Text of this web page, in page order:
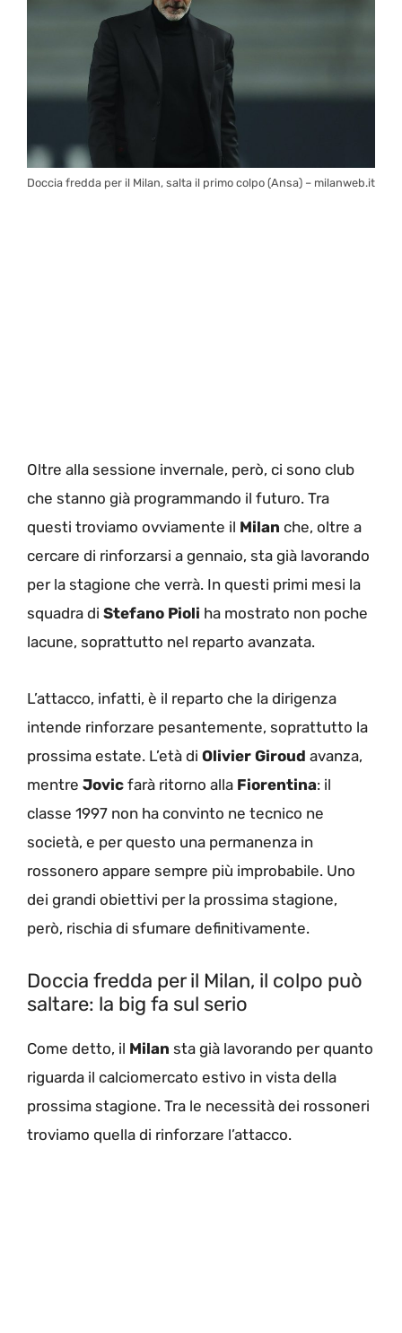
Doccia fredda per il Milan, salta il primo colpo (Ansa) – milanweb.it
Oltre alla sessione invernale, però, ci sono club
che stanno già programmando il futuro. Tra
questi troviamo ovviamente il Milan che, oltre a
cercare di rinforzarsi a gennaio, sta già lavorando
per la stagione che verrà. In questi primi mesi la
squadra di Stefano Pioli ha mostrato non poche
lacune, soprattutto nel reparto avanzata.
L’attacco, infatti, è il reparto che la dirigenza
intende rinforzare pesantemente, soprattutto la
prossima estate. L’età di Olivier Giroud avanza,
mentre Jovic farà ritorno alla Fiorentina: il
classe 1997 non ha convinto ne tecnico ne
società, e per questo una permanenza in
rossonero appare sempre più improbabile. Uno
dei grandi obiettivi per la prossima stagione,
però, rischia di sfumare definitivamente.
Doccia fredda per il Milan, il colpo può
saltare: la big fa sul serio
Come detto, il Milan sta già lavorando per quanto
riguarda il calciomercato estivo in vista della
prossima stagione. Tra le necessità dei rossoneri
troviamo quella di rinforzare l’attacco.